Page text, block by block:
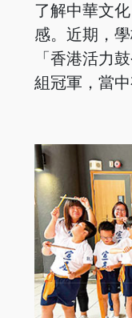
了解中華文
感。近期，
「香港活力
組冠軍，當